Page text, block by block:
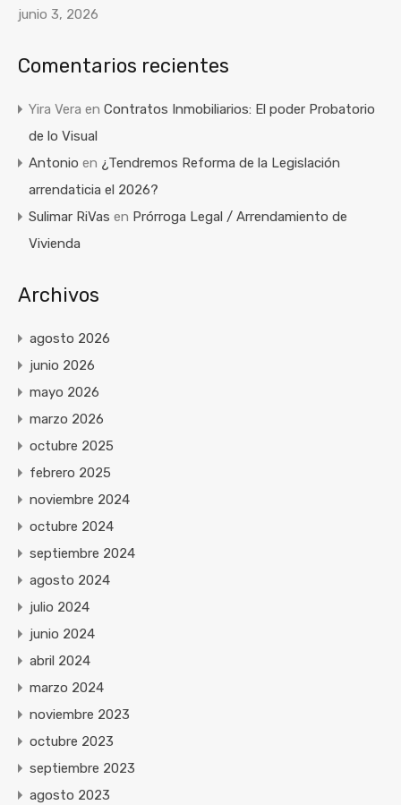
junio 3, 2026
Comentarios recientes
Yira Vera en Contratos Inmobiliarios: El poder Probatorio
de lo Visual
Antonio en ¿Tendremos Reforma de la Legislación
arrendaticia el 2026?
Sulimar RiVas en Prórroga Legal / Arrendamiento de
Vivienda
Archivos
agosto 2026
junio 2026
mayo 2026
marzo 2026
octubre 2025
febrero 2025
noviembre 2024
octubre 2024
septiembre 2024
agosto 2024
julio 2024
junio 2024
abril 2024
marzo 2024
noviembre 2023
octubre 2023
septiembre 2023
agosto 2023